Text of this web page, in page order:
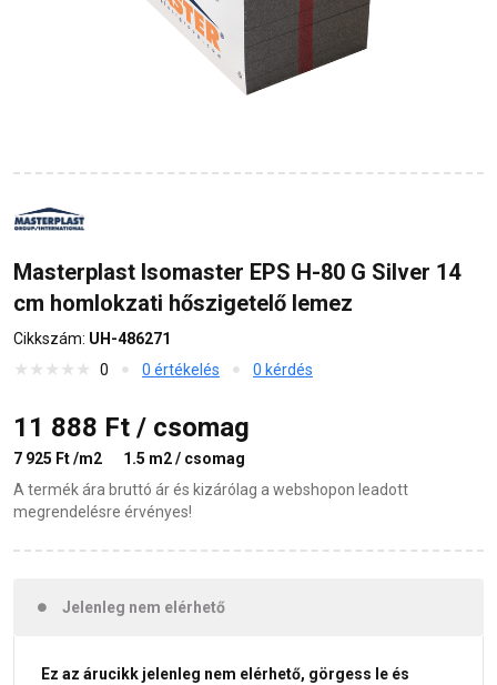
Masterplast Isomaster EPS H-80 G Silver 14
cm homlokzati hőszigetelő lemez
Cikkszám: UH-486271
0
0 értékelés 0 kérdés
11 888 Ft / csomag
7 925 Ft /m2
1.5 m2 / csomag
A termék ára bruttó ár és kizárólag a webshopon leadott
megrendelésre érvényes!
Jelenleg nem elérhető
Ez az árucikk jelenleg nem elérhető, görgess le és